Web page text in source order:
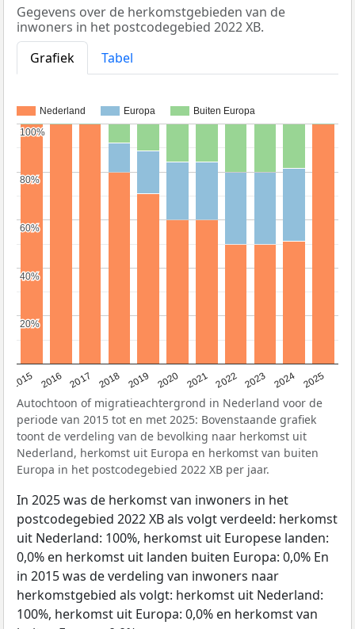
Gegevens over de herkomstgebieden van de
inwoners in het postcodegebied 2022 XB.
Grafiek
Tabel
Nederland Europa Buiten Europa
2015 2016 2017 2018 2019 2020 2021 2022 2023 2024 2025
20%
20%
40%
40%
60%
60%
80%
80%
100%
100%
Autochtoon of migratieachtergrond in Nederland voor de
periode van 2015 tot en met 2025: Bovenstaande grafiek
toont de verdeling van de bevolking naar herkomst uit
Nederland, herkomst uit Europa en herkomst van buiten
Europa in het postcodegebied 2022 XB per jaar.
In 2025 was de herkomst van inwoners in het
postcodegebied 2022 XB als volgt verdeeld: herkomst
uit Nederland: 100%, herkomst uit Europese landen:
0,0% en herkomst uit landen buiten Europa: 0,0% En
in 2015 was de verdeling van inwoners naar
herkomstgebied als volgt: herkomst uit Nederland:
100%, herkomst uit Europa: 0,0% en herkomst van